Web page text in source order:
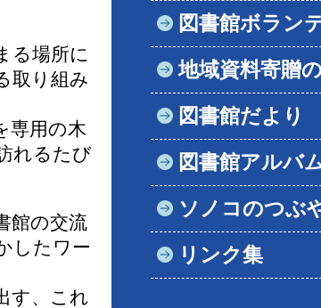
る場所に
取り組み
専用の木
れるたび
館の交流
したワー
す、これ
図書館ボラン
地域資料寄贈
図書館だより
図書館アルバ
ソノコのつぶ
リンク集